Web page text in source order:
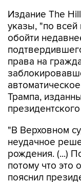
Издание The Hill
указы, "по всей
обойти
права на
Трампа,
"В Верховном
неудачное
рождения. (...)
потому что это
пояснил